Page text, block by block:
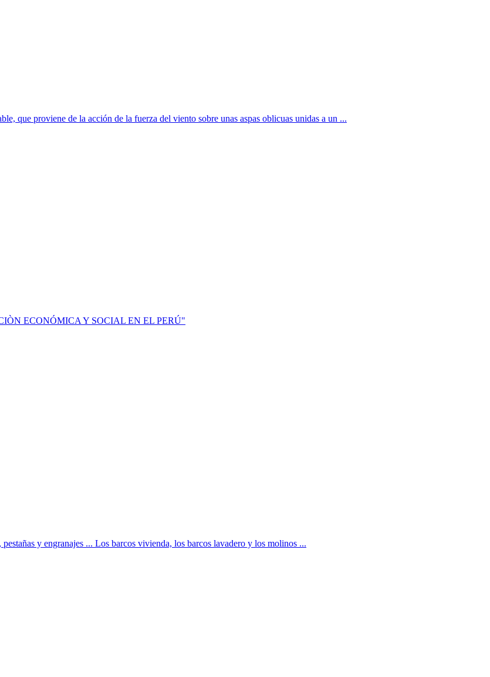
que proviene de la acción de la fuerza del viento sobre unas aspas oblicuas unidas a un ...
ECONÓMICA Y SOCIAL EN EL PERÚ"
y engranajes ... Los barcos vivienda, los barcos lavadero y los molinos ...